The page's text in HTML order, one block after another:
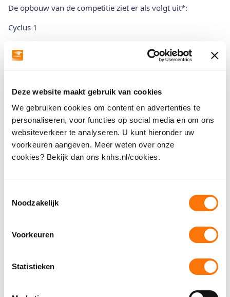
Deze website maakt gebruik van cookies
We gebruiken cookies om content en advertenties te
personaliseren, voor functies op social media en om ons
websiteverkeer te analyseren. U kunt hieronder uw
voorkeuren aangeven. Meer weten over onze
cookies? Bekijk dan ons knhs.nl/cookies.
Noodzakelijk
Voorkeuren
Statistieken
De opbouw van de competitie ziet er als volgt uit*:
Cyclus 1
Zondag 29 september 2024 Arnhem (Stichting
Nationaal Centrum Paardrijden voor Gehandicapten)
Zondag 17 november Bathmen (RV. Bathmen e.o.)
Kwalificatiewedstrijd vrijdag 29 november 2024 CDI
Kronenberg
Cyclus 2
Zaterdag 14 december 2024 Kootwijkerbroek (RV.
Hertruiters)
Zaterdag 4 januari 2025 Lathum (Hippisch Centrum
Lathum)
Amsterdam